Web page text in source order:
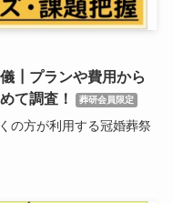
┃プランや費用から
て調査！
葬研会員限定
の方が利用する冠婚葬祭